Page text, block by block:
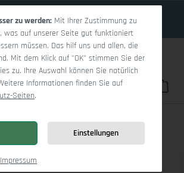
Du hast 0
L
zu werden: Mit Ihrer Zustimmung zu
was auf unserer Seite gut funktioniert
müssen. Das hilf uns und allen, die
Mit dem Klick auf "OK" stimmen Sie der
zu. Ihre Auswahl können Sie natürlich
Informationen finden Sie auf
Seiten.
Einstellungen
Impressum